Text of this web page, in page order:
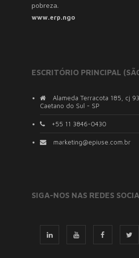
pobreza.
www.erp.ngo
ESCRITÓRIO PRINCIPAL
Alameda Terracota 185, cj
Caetano do Sul - SP
+55 11 3846-0430
marketing@epiuse.com.br
SIGA-NOS NAS REDES